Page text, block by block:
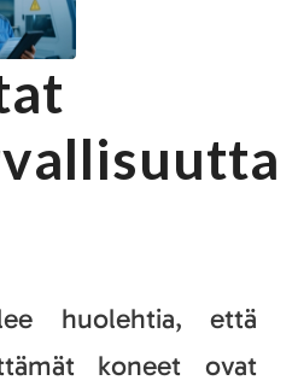
huolehtia, että
koneet ovat